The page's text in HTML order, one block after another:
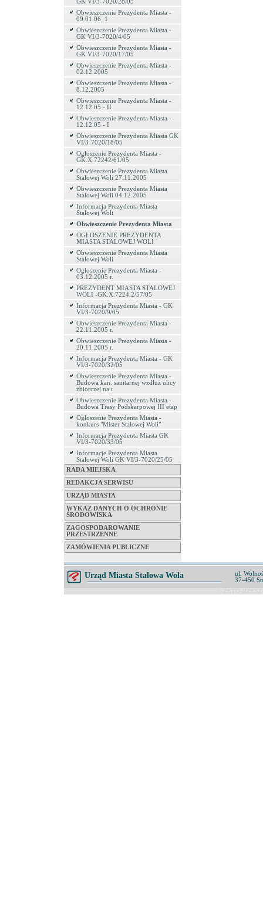
GK VI/3-7020/28/05
Obwieszczenie Prezydenta Miasta -
09.01.06_1
Obwieszczenie Prezydenta Miasta -
GK VI/3-7020/4/05
Obwieszczenie Prezydenta Miasta -
GK VI/3-7020/17/05
Obwieszczenie Prezydenta Miasta -
02.12.2005
Obwieszczenie Prezydenta Miasta -
8.12.2005
Obwieszczenie Prezydenta Miasta -
12.12.05 - II
Obwieszczenie Prezydenta Miasta -
12.12.05 - I
Obwieszczenie Prezydenta Miasta GK
VI/3-7020/18/05
Ogłoszenie Prezydenta Miasta -
GK.X.72242/61/05
Obwieszczenie Prezydenta Miasta
Stalowej Woli 27.11.2005
Obwieszczenie Prezydenta Miasta
Stalowej Woli 04.12.2005
Informacja Prezydenta Miasta
Stalowej Woli
Obwieszczenie Prezydenta Miasta
OGŁOSZENIE PREZYDENTA
MIASTA STALOWEJ WOLI
Obwieszczenie Prezydenta Miasta
Stalowej Woli
Ogłoszenie Prezydenta Miasta -
03.12.2005 r.
PREZYDENT MIASTA STALOWEJ
WOLI -GK.X.7224.2/57/05
Informacja Prezydenta Miasta - GK
VI/3-7020/9/05
Obwieszczenie Prezydenta Miasta -
22.11.2005 r.
Obwieszczenie Prezydenta Miasta -
20.11.2005 r.
Informacja Prezydenta Miasta - GK
VI/3-7020/32/05
Obwieszczenie Prezydenta Miasta -
Budowa kan. sanitarnej wzdłuż ulicy
zbiorczej na t
Obwieszczenie Prezydenta Miasta -
Budowa Trasy Podskarpowej III etap
Ogłoszenie Prezydenta Miasta -
konkurs "Mister Stalowej Woli"
Informacja Prezydenta Miasta GK
VI/3-7020/33/05
Informacje Prezydenta Miasta
Stalowej Woli GK VI/3-7020/25/05
RADA MIEJSKA
REDAKCJA SERWISU
URZĄD MIASTA
WYKAZ DANYCH O OCHRONIE
ŚRODOWISKA
ZAGOSPODAROWANIE
PRZESTRZENNE
ZAMÓWIENIA PUBLICZNE
Urząd Miasta Stalowa Wola
ul.
37-450